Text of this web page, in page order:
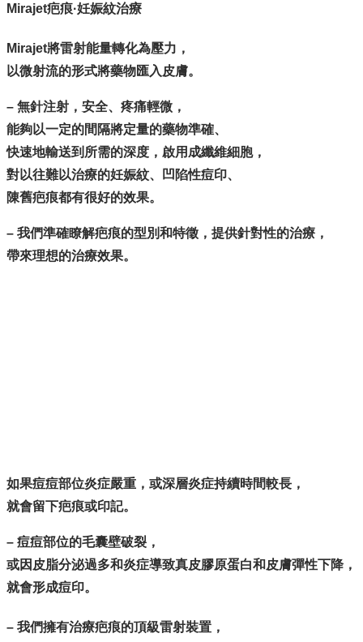
Mirajet疤痕·妊娠紋治療
Mirajet將雷射能量轉化為壓力，
以微射流的形式將藥物匯入皮膚。
– 無針注射，安全、疼痛輕微，
能夠以一定的間隔將定量的藥物準確、
快速地輸送到所需的深度，啟用成纖維細胞，
對以往難以治療的妊娠紋、凹陷性痘印、
陳舊疤痕都有很好的效果。
– 我們準確瞭解疤痕的型別和特徵，提供針對性的治療，
帶來理想的治療效果。
如果痘痘部位炎症嚴重，或深層炎症持續時間較長，
就會留下疤痕或印記。
– 痘痘部位的毛囊壁破裂，
或因皮脂分泌過多和炎症導致真皮膠原蛋白和皮膚彈性下降，
就會形成痘印。
– 我們擁有治療疤痕的頂級雷射裝置，